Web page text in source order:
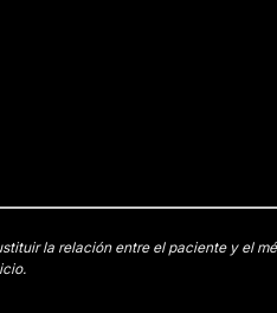
la relación entre el paciente y el